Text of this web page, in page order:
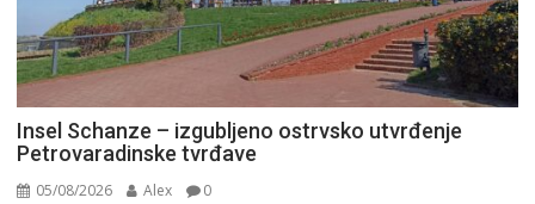
Insel Schanze – izgubljeno ostrvsko utvrđenje
Petrovaradinske tvrđave
05/08/2026 Alex 0